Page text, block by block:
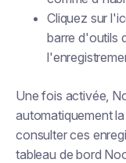
Cliquez sur
barre d'outils
Une fois activée,
automatiquement
consulter ces
tableau de bord